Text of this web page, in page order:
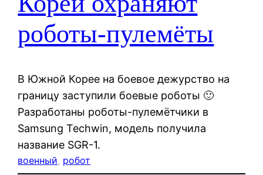
роботы-пулемёты
В Южной Корее на боевое дежурство на
границу заступили боевые роботы 🙂
Разработаны роботы-пулемётчики в
Samsung Techwin, модель получила
название SGR-1.
военный, робот